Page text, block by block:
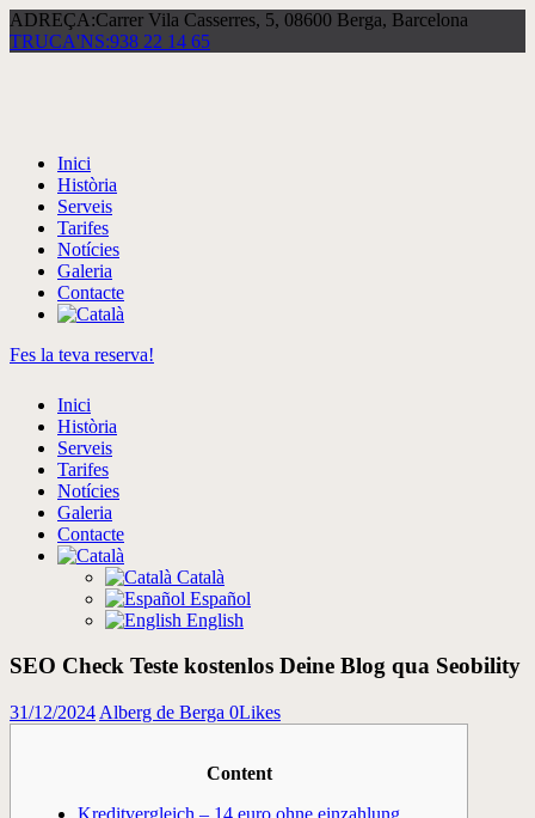
ADREÇA:Carrer Vila Casserres, 5, 08600 Berga, Barcelona
TRUCA'NS:938 22 14 65
Inici
Història
Serveis
Tarifes
Notícies
Galeria
Contacte
Fes la teva reserva!
Inici
Història
Serveis
Tarifes
Notícies
Galeria
Contacte
Català
Español
English
SEO Check Teste kostenlos Deine Blog qua Seobility
31/12/2024 Alberg de Berga 0Likes
Content
Kreditvergleich – 14 euro ohne einzahlung